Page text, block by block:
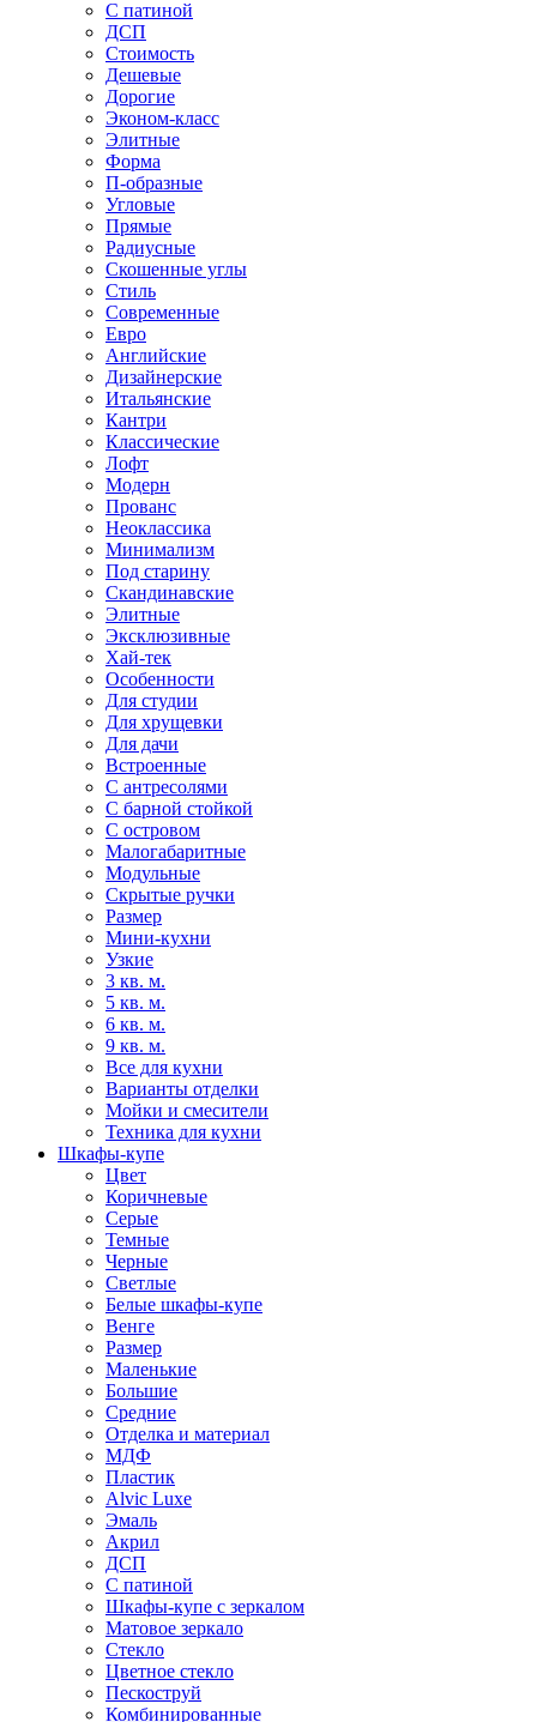
С патиной
ДСП
Стоимость
Дешевые
Дорогие
Эконом-класс
Элитные
Форма
П-образные
Угловые
Прямые
Радиусные
Скошенные углы
Стиль
Современные
Евро
Английские
Дизайнерские
Итальянские
Кантри
Классические
Лофт
Модерн
Прованс
Неоклассика
Минимализм
Под старину
Скандинавские
Элитные
Эксклюзивные
Хай-тек
Особенности
Для студии
Для хрущевки
Для дачи
Встроенные
С антресолями
С барной стойкой
С островом
Малогабаритные
Модульные
Скрытые ручки
Размер
Мини-кухни
Узкие
3 кв. м.
5 кв. м.
6 кв. м.
9 кв. м.
Все для кухни
Варианты отделки
Мойки и смесители
Техника для кухни
Шкафы-купе
Цвет
Коричневые
Серые
Темные
Черные
Светлые
Белые шкафы-купе
Венге
Размер
Маленькие
Большие
Средние
Отделка и материал
МДФ
Пластик
Alvic Luxe
Эмаль
Акрил
ДСП
С патиной
Шкафы-купе с зеркалом
Матовое зеркало
Стекло
Цветное стекло
Пескоструй
Комбинированные